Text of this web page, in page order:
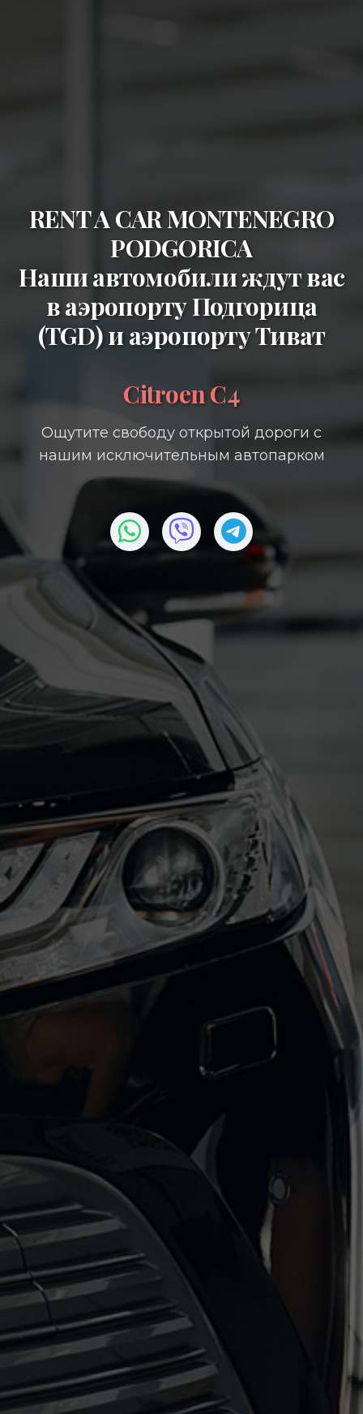
RENT A CAR MONTENEGRO
PODGORICA
Наши автомобили ждут вас
ваэропорту Подгорица
(TGD)иаэропорту Тиват
Citroen C4
Ощутите свободу открытой дороги с
нашим исключительным автопарком